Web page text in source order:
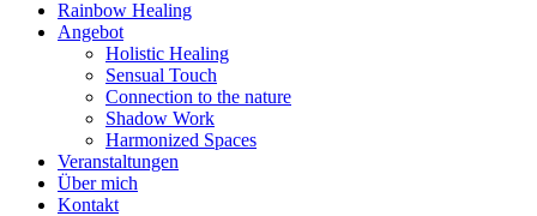
Rainbow Healing
Angebot
Holistic Healing
Sensual Touch
Connection to the nature
Shadow Work
Harmonized Spaces
Veranstaltungen
Über mich
Kontakt